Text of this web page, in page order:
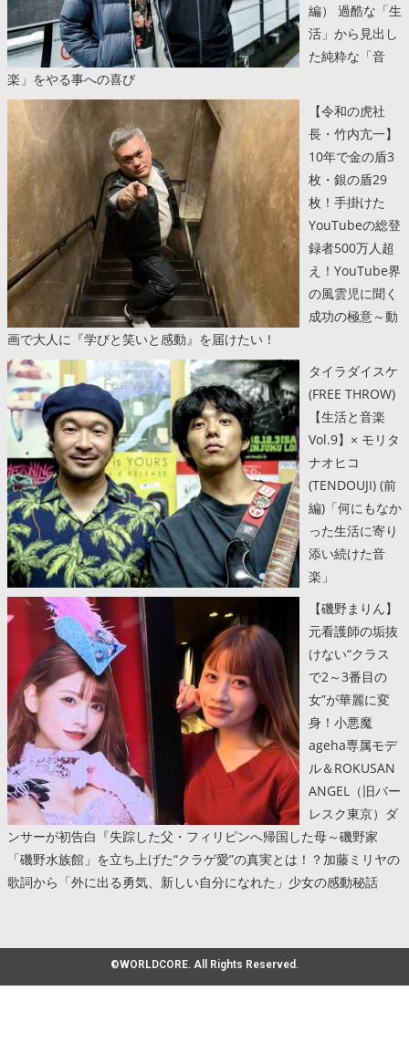
編） 過酷な「生
活」から見出し
た純粋な「音
楽」をやる事への喜び
【令和の虎社
長・竹内亢一】
10年で金の盾3
枚・銀の盾29
枚！手掛けた
YouTubeの総登
録者500万人超
え！YouTube界
の風雲児に聞く
成功の極意～動
画で大人に『学びと笑いと感動』を届けたい！
タイラダイスケ
(FREE THROW)
【生活と音楽
Vol.9】× モリタ
ナオヒコ
(TENDOUJI) (前
編)「何にもなか
った生活に寄り
添い続けた音
楽」
【磯野まりん】
元看護師の垢抜
けない“クラス
で2～3番目の
女”が華麗に変
身！小悪魔
ageha専属モデ
ル＆ROKUSAN
ANGEL（旧バー
レスク東京）ダ
ンサーが初告白『失踪した父・フィリピンへ帰国した母～磯野家
「磯野水族館」を立ち上げた“クラゲ愛”の真実とは！？加藤ミリヤの
歌詞から「外に出る勇気、新しい自分になれた」少女の感動秘話
©WORLDCORE. All Rights Reserved.